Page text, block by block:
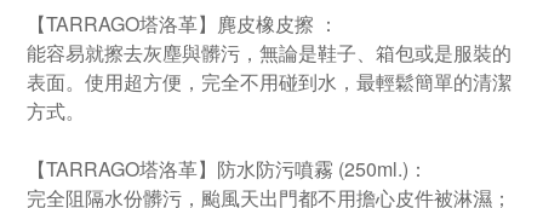
【TARRAGO塔洛革】麂皮橡皮擦 ：
能容易就擦去灰塵與髒污，無論是鞋子、箱包或是服裝的
表面。使用超方便，完全不用碰到水，最輕鬆簡單的清潔
方式。
【TARRAGO塔洛革】防水防污噴霧 (250ml.)：
完全阻隔水份髒污，颱風天出門都不用擔心皮件被淋濕；